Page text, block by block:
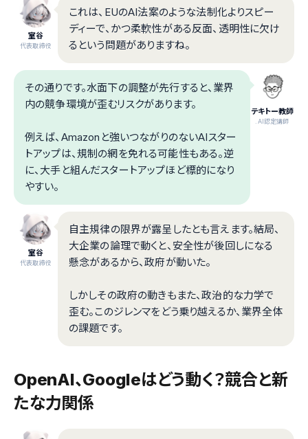
室谷
代表取締役
これは、EUのAI法案のような法制化よりスピー
ディーで、かつ柔軟性がある反面、透明性に欠け
るという問題がありますね。
テキトー教師
.AI認定講師
その通りです。水面下の調整が先行すると、業界
内の競争環境が歪むリスクがあります。
例えば、Amazonと強いつながりのないAIスター
トアップは、規制の網を免れる可能性もある。逆
に、大手と組んだスタートアップほど標的になり
やすい。
室谷
代表取締役
自主規律の限界が露呈したとも言えます。結局、
大企業の論理で動くと、安全性が後回しになる
懸念があるから、政府が動いた。
しかしその政府の動きもまた、政治的な力学で
歪む。このジレンマをどう乗り越えるか、業界全体
の課題です。
OpenAI、Googleはどう動く？競合と新
たな力関係